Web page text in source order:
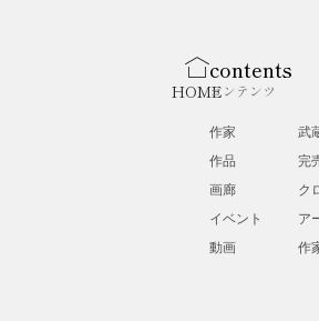
HOME
contents
コンテンツ
作家
作品
画廊
イベント
動画
武
完
ク
ア
作